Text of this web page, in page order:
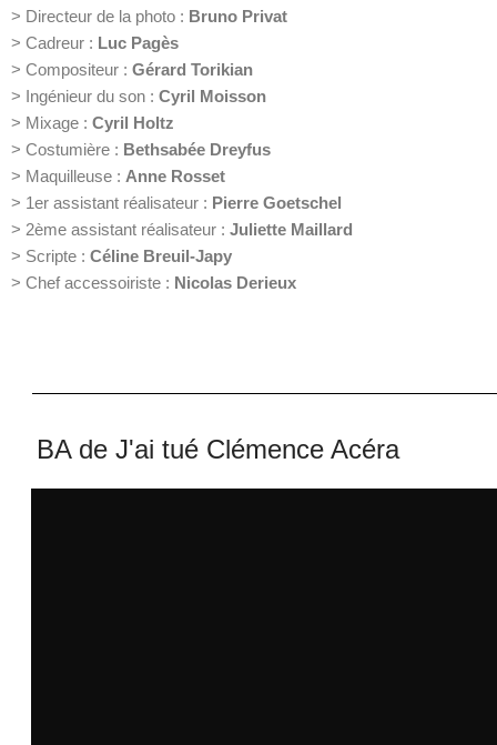
> Directeur de la photo : Bruno Privat
> Cadreur : Luc Pagès
> Compositeur : Gérard Torikian
> Ingénieur du son : Cyril Moisson
> Mixage : Cyril Holtz
> Costumière : Bethsabée Dreyfus
> Maquilleuse : Anne Rosset
> 1er assistant réalisateur : Pierre Goetschel
> 2ème assistant réalisateur : Juliette Maillard
> Scripte : Céline Breuil-Japy
> Chef accessoiriste : Nicolas Derieux
BA de J'ai tué Clémence Acéra